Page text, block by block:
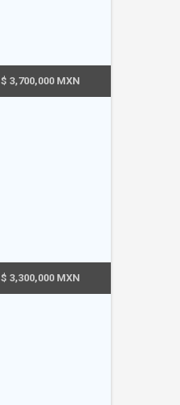
$ 3,700,000 MXN
$ 3,300,000 MXN